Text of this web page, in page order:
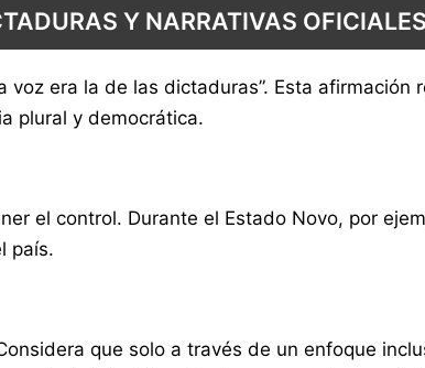
Y NARRATIVAS OFICIALES
era la de las dictaduras”. Esta afirmación
plural y democrática.
el control. Durante el Estado Novo, por
país.
que solo a través de un enfoque